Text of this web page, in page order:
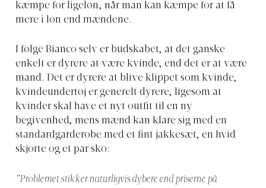
kæmpe for ligeløn, når man kan kæmpe for at få
mere i løn end mændene.
I følge Bianco selv er budskabet, at det ganske
enkelt er dyrere at være kvinde, end det er at være
mand. Det er dyrere at blive klippet som kvinde,
kvindeundertøj er generelt dyrere, ligesom at
kvinder skal have et nyt outfit til en ny
begivenhed, mens mænd kan klare sig med en
standardgarderobe med et fint jakkesæt, en hvid
skjorte og et par sko:
”Problemet stikker naturligvis dybere end priserne på